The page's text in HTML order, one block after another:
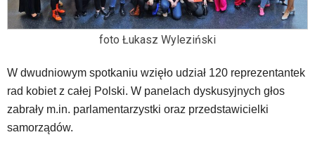
osadzane
w
Elementy
te
obsługiwane
za
foto Łukasz Wyleziński
W dwudniowym spotkaniu wzięło udział 120 reprezentantek
rad kobiet z całej Polski. W panelach dyskusyjnych głos
zabrały m.in. parlamentarzystki oraz przedstawicielki
samorządów.